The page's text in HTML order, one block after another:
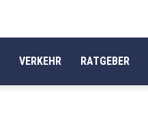
VERKEHR RATGEBER